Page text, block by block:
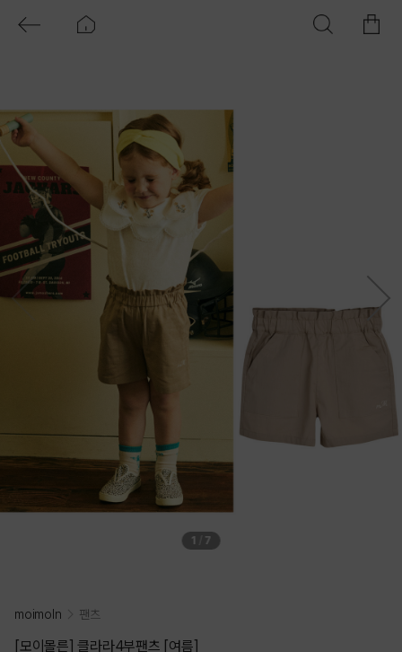
1 7
moimoln 팬츠
[모이몰른] 클라라4부팬츠 [여름]